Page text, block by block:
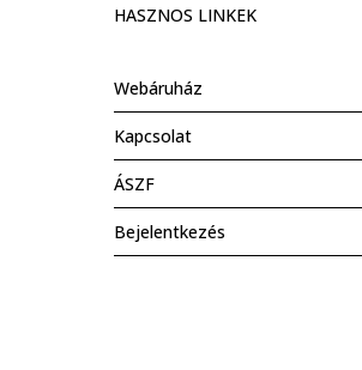
HASZNOS LINKEK
Webáruház
Kapcsolat
ÁSZF
Bejelentkezés